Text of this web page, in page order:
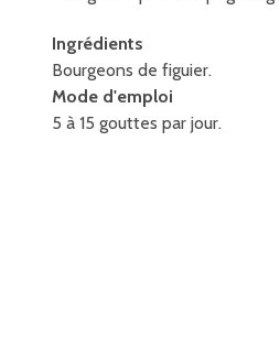
Ingrédients
Bourgeons de figuier.
Mode d'emploi
5 à 15 gouttes par jour.